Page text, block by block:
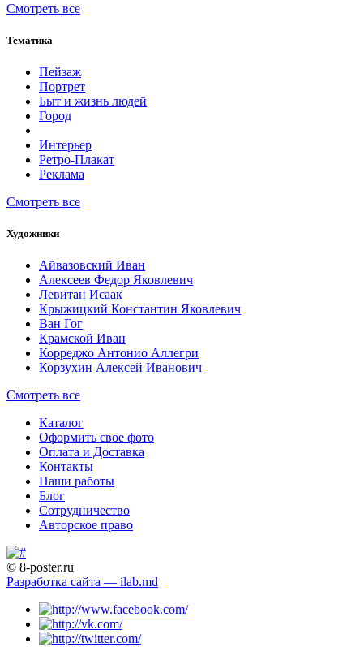
Смотреть все
Тематика
Пейзаж
Портрет
Быт и жизнь людей
Город
Интерьер
Ретро-Плакат
Реклама
Смотреть все
Художники
Айвазовский Иван
Алексеев Федор Яковлевич
Левитан Исаак
Крыжицкий Константин Яковлевич
Ван Гог
Крамской Иван
Корреджо Антонио Аллегри
Корзухин Алексей Иванович
Смотреть все
Каталог
Оформить свое фото
Оплата и Доставка
Контакты
Наши работы
Блог
Сотрудничество
Авторское право
© 8-poster.ru
Разработка сайта — ilab.md